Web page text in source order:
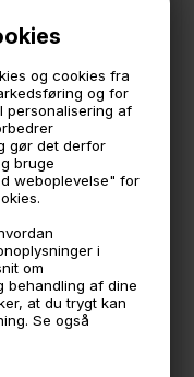
og cookies fra
og for
personalisering af
gør det derfor
bruge
weboplevelse" for
i
om
behandling af dine
at du trygt kan
Se også
tre som på billedet
på lager
med GLS